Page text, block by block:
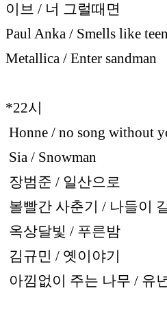
이브 / 너 그럴때면
Paul Anka / Smells like
Metallica / Enter sandman
*22시
Honne / no song without
Sia / Snowman
장범준 / 일산으로
볼빨간 사춘기 / 나들이
옥상달빛 / 푸른밤
김규민 / 옛이야기
아낌없이 주는 나무 / 유